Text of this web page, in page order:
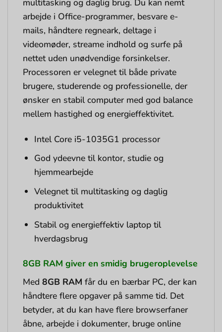
multitasking og daglig brug. Du kan nemt
arbejde i Office-programmer, besvare e-
mails, håndtere regneark, deltage i
videomøder, streame indhold og surfe på
nettet uden unødvendige forsinkelser.
Processoren er velegnet til både private
brugere, studerende og professionelle, der
ønsker en stabil computer med god balance
mellem hastighed og energieffektivitet.
Intel Core i5-1035G1 processor
God ydeevne til kontor, studie og
hjemmearbejde
Velegnet til multitasking og daglig
produktivitet
Stabil og energieffektiv laptop til
hverdagsbrug
8GB RAM giver en smidig brugeroplevelse
Med 8GB RAM får du en bærbar PC, der kan
håndtere flere opgaver på samme tid. Det
betyder, at du kan have flere browserfaner
åbne, arbejde i dokumenter, bruge online